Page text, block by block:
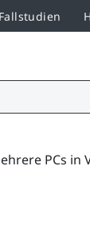
Fallstudien
PCs in